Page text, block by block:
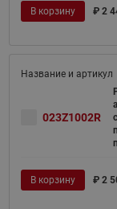
В корзину ₽ 2
023Z1002R
В корзину ₽ 2